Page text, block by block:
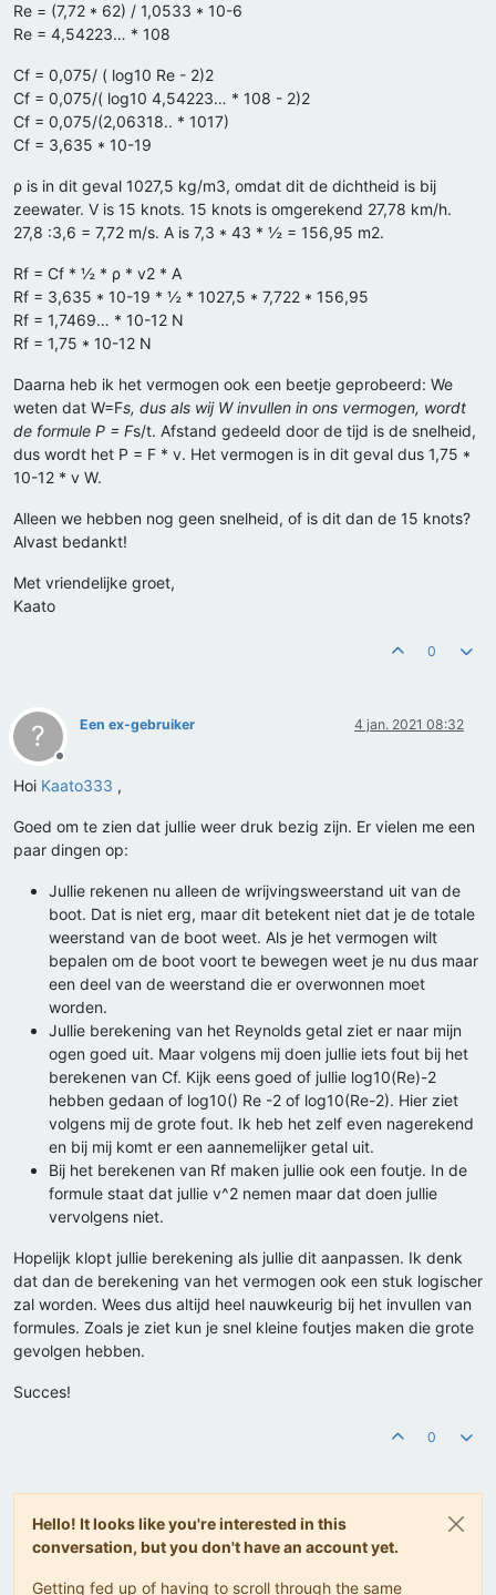
Re = (7,72 * 62) / 1,0533 * 10-6
Re = 4,54223… * 108
Cf = 0,075/ ( log10 Re - 2)2
Cf = 0,075/( log10 4,54223… * 108 - 2)2
Cf = 0,075/(2,06318.. * 1017)
Cf = 3,635 * 10-19
ρ is in dit geval 1027,5 kg/m3, omdat dit de dichtheid is bij
zeewater. V is 15 knots. 15 knots is omgerekend 27,78 km/h.
27,8 :3,6 = 7,72 m/s. A is 7,3 * 43 * ½ = 156,95 m2.
Rf = Cf * ½ * ρ * v2 * A
Rf = 3,635 * 10-19 * ½ * 1027,5 * 7,722 * 156,95
Rf = 1,7469… * 10-12 N
Rf = 1,75 * 10-12 N
Daarna heb ik het vermogen ook een beetje geprobeerd: We
weten dat W=Fs, dus als wij W invullen in ons vermogen, wordt
de formule P = Fs/t. Afstand gedeeld door de tijd is de snelheid,
dus wordt het P = F * v. Het vermogen is in dit geval dus 1,75 *
10-12 * v W.
Alleen we hebben nog geen snelheid, of is dit dan de 15 knots?
Alvast bedankt!
Met vriendelijke groet,
Kaato
0
?
Offline
Een ex-gebruiker 4 jan. 2021 08:32
Hoi Kaato333 ,
Goed om te zien dat jullie weer druk bezig zijn. Er vielen me een
paar dingen op:
Jullie rekenen nu alleen de wrijvingsweerstand uit van de
boot. Dat is niet erg, maar dit betekent niet dat je de totale
weerstand van de boot weet. Als je het vermogen wilt
bepalen om de boot voort te bewegen weet je nu dus maar
een deel van de weerstand die er overwonnen moet
worden.
Jullie berekening van het Reynolds getal ziet er naar mijn
ogen goed uit. Maar volgens mij doen jullie iets fout bij het
berekenen van Cf. Kijk eens goed of jullie log10(Re)-2
hebben gedaan of log10() Re -2 of log10(Re-2). Hier ziet
volgens mij de grote fout. Ik heb het zelf even nagerekend
en bij mij komt er een aannemelijker getal uit.
Bij het berekenen van Rf maken jullie ook een foutje. In de
formule staat dat jullie v^2 nemen maar dat doen jullie
vervolgens niet.
Hopelijk klopt jullie berekening als jullie dit aanpassen. Ik denk
dat dan de berekening van het vermogen ook een stuk logischer
zal worden. Wees dus altijd heel nauwkeurig bij het invullen van
formules. Zoals je ziet kun je snel kleine foutjes maken die grote
gevolgen hebben.
Succes!
0
Hello! It looks like you're interested in this
conversation, but you don't have an account yet.
Getting fed up of having to scroll through the same